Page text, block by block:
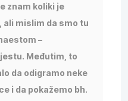
znam koliki je
ali mislim da smo tu
–
Međutim, to
da odigramo neke
i da pokažemo bh.